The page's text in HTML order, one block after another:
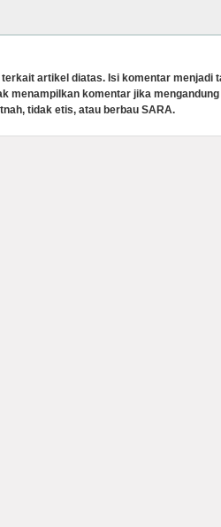
artikel diatas. Isi komentar menjadi
menampilkan komentar jika
tidak etis, atau berbau SARA.